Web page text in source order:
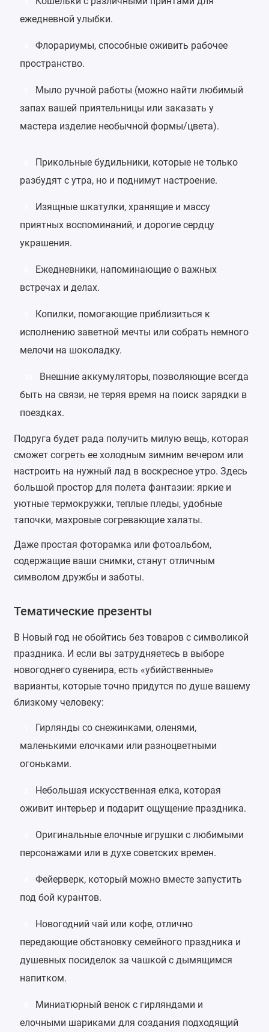
ежедневной улыбки.
Флорариумы, способные оживить рабочее
пространство.
Мыло ручной работы (можно найти любимый
запах вашей приятельницы или заказать у
мастера изделие необычной формы/цвета).
Прикольные будильники, которые не только
разбудят с утра, но и поднимут настроение.
Изящные шкатулки, хранящие и массу
приятных воспоминаний, и дорогие сердцу
украшения.
Ежедневники, напоминающие о важных
встречах и делах.
Копилки, помогающие приблизиться к
исполнению заветной мечты или собрать немного
мелочи на шоколадку.
Внешние аккумуляторы, позволяющие всегда
быть на связи, не теряя время на поиск зарядки в
поездках.
Подруга будет рада получить милую вещь, которая
сможет согреть ее холодным зимним вечером или
настроить на нужный лад в воскресное утро. Здесь
большой простор для полета фантазии: яркие и
уютные термокружки, теплые пледы, удобные
тапочки, махровые согревающие халаты.
Даже простая фоторамка или фотоальбом,
содержащие ваши снимки, станут отличным
символом дружбы и заботы.
Тематические презенты
В Новый год не обойтись без товаров с символикой
праздника. И если вы затрудняетесь в выборе
новогоднего сувенира, есть «убийственные»
варианты, которые точно придутся по душе вашему
близкому человеку:
Гирлянды со снежинками, оленями,
маленькими елочками или разноцветными
огоньками.
Небольшая искусственная елка, которая
оживит интерьер и подарит ощущение праздника.
Оригинальныеелочные игрушки с любимыми
персонажами или в духе советских времен.
Фейерверк, который можно вместе запустить
под бой курантов.
Новогодний чай или кофе, отлично
передающие обстановку семейного праздника и
душевных посиделок за чашкой с дымящимся
напитком.
Миниатюрный венок с гирляндами и
елочными шариками для создания подходящий